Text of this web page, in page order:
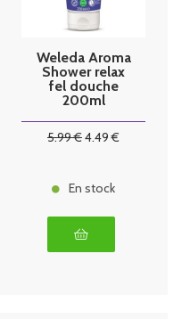
Weleda Aroma
Shower relax
fel douche
200ml
5.99€4.49 €
En stock